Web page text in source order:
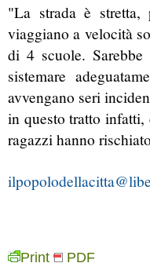
"La strada è
viaggiano a velocità
di 4 scuole.
sistemare
avvengano seri
in questo tratto
ragazzi hanno
Print PDF